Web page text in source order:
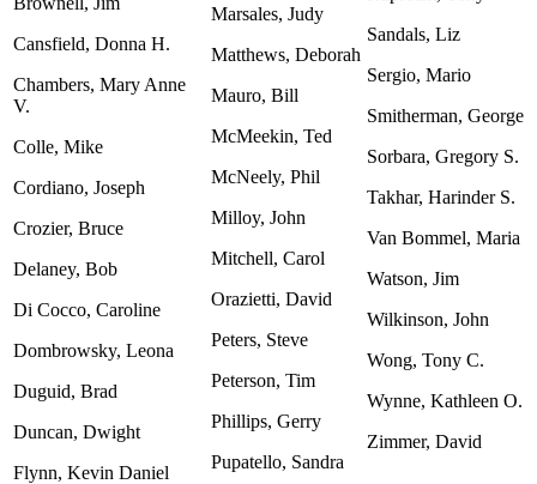
Cansfield, Donna H.
Chambers, Mary Anne
V.
Colle, Mike
Cordiano, Joseph
Crozier, Bruce
Delaney, Bob
Di Cocco, Caroline
Dombrowsky, Leona
Duguid, Brad
Duncan, Dwight
Flynn, Kevin Daniel
Marsales, Judy
Matthews, Deborah
Mauro, Bill
McMeekin, Ted
McNeely, Phil
Milloy, John
Mitchell, Carol
Orazietti, David
Peters, Steve
Peterson, Tim
Phillips, Gerry
Pupatello, Sandra
Sandals, Liz
Sergio, Mario
Smitherman, George
Sorbara, Gregory S.
Takhar, Harinder S.
Van Bommel, Maria
Watson, Jim
Wilkinson, John
Wong, Tony C.
Wynne, Kathleen O.
Zimmer, David